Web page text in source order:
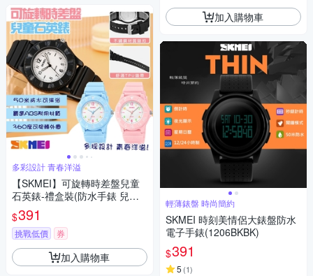
多彩設計 青春洋溢
【SKMEI】可旋轉時差盤兒童
石英錶-禮盒裝(防水手錶 兒童
手錶 石英錶 學生錶 手錶 考試
手錶/2151)
$391
挑戰低價 券
加入購物車
加入購物車
輕薄錶盤 時尚簡約
SKMEI 時刻美情侶大錶盤防水
電子手錶(1206BKBK)
$391
5 (1)